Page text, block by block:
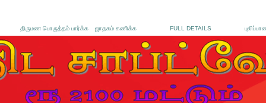
திருமண பொருத்தம் பார்க்க ஜாதகம் கணிக்க FULL DETAILS